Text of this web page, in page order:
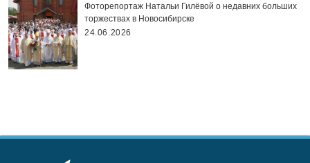
Фоторепортаж Натальи Гилёвой о недавних больших
торжествах в Новосибирске
24.06.2026